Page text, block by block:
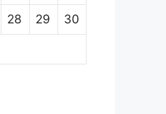
28 29 30